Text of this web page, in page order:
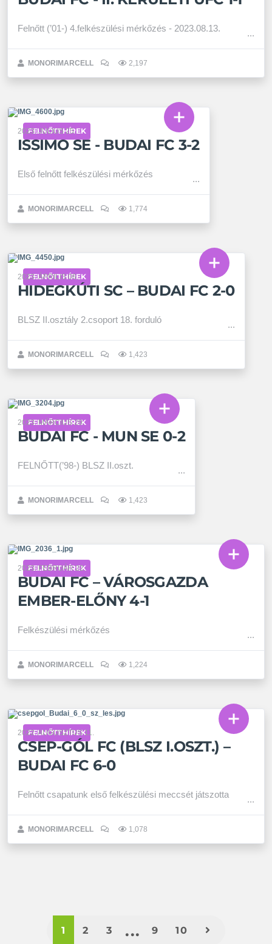
Felnőtt (’01-) 4.felkészülési mérkőzés - 2023.08.13.
MONORIMARCELL 2,197
FELNŐTT HÍREK
2023. JÚLIUS 25.
ISSIMO SE - BUDAI FC 3-2
Első felnőtt felkészülési mérkőzés
MONORIMARCELL 1,774
FELNŐTT HÍREK
2023. ÁPRILIS 06.
HIDEGKÚTI SC – BUDAI FC 2-0
BLSZ II.osztály 2.csoport 18. forduló
MONORIMARCELL 1,423
FELNŐTT HÍREK
2023. MÁRCIUS 29.
BUDAI FC - MUN SE 0-2
FELNŐTT(’98-) BLSZ II.oszt.
MONORIMARCELL 1,423
FELNŐTT HÍREK
2023. FEBRUÁR 22.
BUDAI FC – VÁROSGAZDA
EMBER-ELŐNY 4-1
Felkészülési mérkőzés
MONORIMARCELL 1,224
FELNŐTT HÍREK
2022. AUGUSZTUS 11.
CSEP-GÓL FC (BLSZ I.OSZT.) –
BUDAI FC 6-0
Felnőtt csapatunk első felkészülési meccsét játszotta
MONORIMARCELL 1,078
1 2 3 9 10